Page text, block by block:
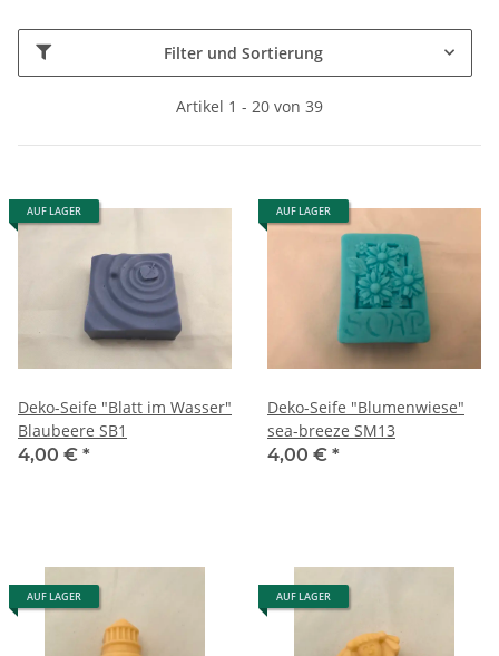
Filter und Sortierung
Artikel 1 - 20 von 39
AUF LAGER
Deko-Seife "Blatt im Wasser"
Blaubeere SB1
4,00 € *
AUF LAGER
Deko-Seife "Blumenwiese"
sea-breeze SM13
4,00 € *
AUF LAGER AUF LAGER